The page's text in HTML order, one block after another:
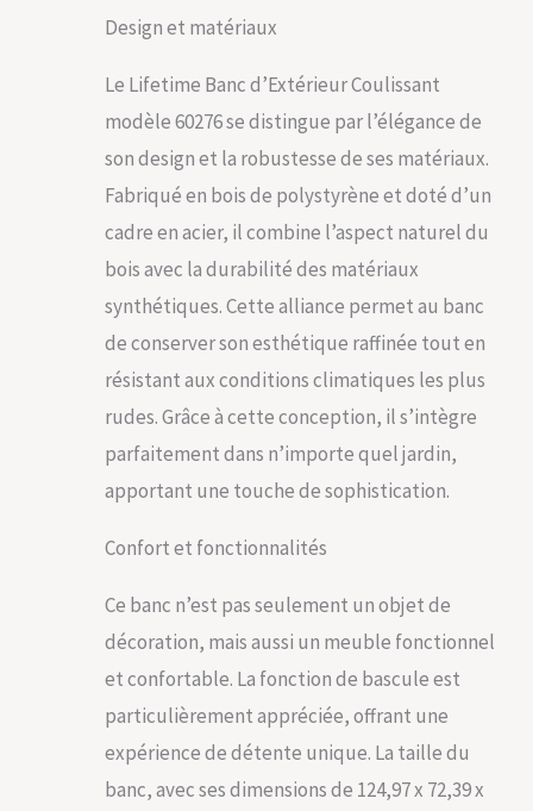
Design et matériaux
Le Lifetime Banc d’Extérieur Coulissant
modèle 60276 se distingue par l’élégance de
son design et la robustesse de ses matériaux.
Fabriqué en bois de polystyrène et doté d’un
cadre en acier, il combine l’aspect naturel du
bois avec la durabilité des matériaux
synthétiques. Cette alliance permet au banc
de conserver son esthétique raffinée tout en
résistant aux conditions climatiques les plus
rudes. Grâce à cette conception, il s’intègre
parfaitement dans n’importe quel jardin,
apportant une touche de sophistication.
Confort et fonctionnalités
Ce banc n’est pas seulement un objet de
décoration, mais aussi un meuble fonctionnel
et confortable. La fonction de bascule est
particulièrement appréciée, offrant une
expérience de détente unique. La taille du
banc, avec ses dimensions de 124,97 x 72,39 x